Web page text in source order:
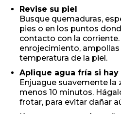
Revise su piel
Busque quemaduras,
pies o en los puntos
contacto con la
enrojecimiento,
temperatura de la piel.
Aplique agua fría si hay
Enjuague suavemente la
menos 10 minutos.
frotar, para evitar dañar